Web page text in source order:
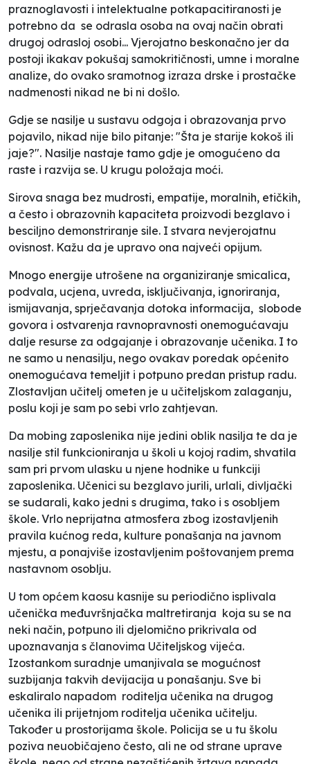
praznoglavosti i intelektualne potkapacitiranosti je
potrebno da se odrasla osoba na ovaj način obrati
drugoj odrasloj osobi... Vjerojatno beskonačno jer da
postoji ikakav pokušaj samokritičnosti, umne i moralne
analize, do ovako sramotnog izraza drske i prostačke
nadmenosti nikad ne bi ni došlo.
Gdje se nasilje u sustavu odgoja i obrazovanja prvo
pojavilo, nikad nije bilo pitanje: "Šta je starije kokoš ili
jaje?". Nasilje nastaje tamo gdje je omogućeno da
raste i razvija se. U krugu položaja moći.
Sirova snaga bez mudrosti, empatije, moralnih, etičkih,
a često i obrazovnih kapaciteta proizvodi bezglavo i
besciljno demonstriranje sile. I stvara nevjerojatnu
ovisnost. Kažu da je upravo ona najveći opijum.
Mnogo energije utrošene na organiziranje smicalica,
podvala, ucjena, uvreda, isključivanja, ignoriranja,
ismijavanja, sprječavanja dotoka informacija, slobode
govora i ostvarenja ravnopravnosti onemogućavaju
dalje resurse za odgajanje i obrazovanje učenika. I to
ne samo u nenasilju, nego ovakav poredak općenito
onemogućava temeljit i potpuno predan pristup radu.
Zlostavljan učitelj ometen je u učiteljskom zalaganju,
poslu koji je sam po sebi vrlo zahtjevan.
Da mobing zaposlenika nije jedini oblik nasilja te da je
nasilje stil funkcioniranja u školi u kojoj radim, shvatila
sam pri prvom ulasku u njene hodnike u funkciji
zaposlenika. Učenici su bezglavo jurili, urlali, divljački
se sudarali, kako jedni s drugima, tako i s osobljem
škole. Vrlo neprijatna atmosfera zbog izostavljenih
pravila kućnog reda, kulture ponašanja na javnom
mjestu, a ponajviše izostavljenim poštovanjem prema
nastavnom osoblju.
U tom općem kaosu kasnije su periodično isplivala
učenička međuvršnjačka maltretiranja koja su se na
neki način, potpuno ili djelomično prikrivala od
upoznavanja s članovima Učiteljskog vijeća.
Izostankom suradnje umanjivala se mogućnost
suzbijanja takvih devijacija u ponašanju. Sve bi
eskaliralo napadom roditelja učenika na drugog
učenika ili prijetnjom roditelja učenika učitelju.
Također u prostorijama škole. Policija se u tu školu
poziva neuobičajeno često, ali ne od strane uprave